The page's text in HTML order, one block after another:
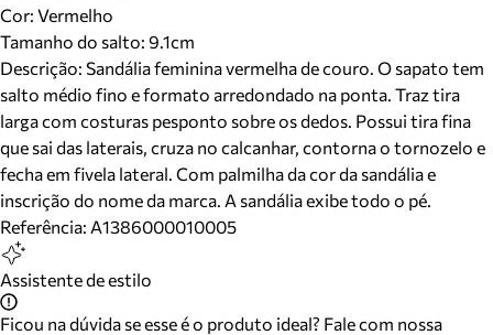
Cor: Vermelho
Tamanho do salto: 9.1cm
Descrição: Sandália feminina vermelha de couro. O sapato tem
salto médio fino e formato arredondado na ponta. Traz tira
larga com costuras pesponto sobre os dedos. Possui tira fina
que sai das laterais, cruza no calcanhar, contorna o tornozelo e
fecha em fivela lateral. Com palmilha da cor da sandália e
inscrição do nome da marca. A sandália exibe todo o pé.
Referência: A1386000010005
Assistente de estilo
Ficou na dúvida se esse é o produto ideal? Fale com nossa